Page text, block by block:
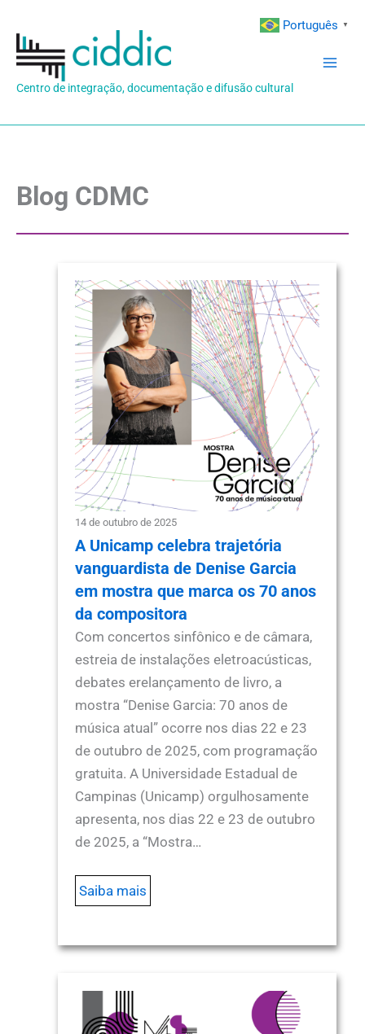
para
conteúdo
Centro de integração, documentação e difusão cultural
Blog CDMC
14 de outubro de 2025
A Unicamp celebra trajetória
vanguardista de Denise Garcia
em mostra que marca os 70 anos
da compositora
Com concertos sinfônico e de câmara,
estreia de instalações eletroacústicas,
debates erelançamento de livro, a
mostra “Denise Garcia: 70 anos de
música atual” ocorre nos dias 22 e 23
de outubro de 2025, com programação
gratuita. A Universidade Estadual de
Campinas (Unicamp) orgulhosamente
apresenta, nos dias 22 e 23 de outubro
de 2025, a “Mostra…
Saiba mais
Português ▼